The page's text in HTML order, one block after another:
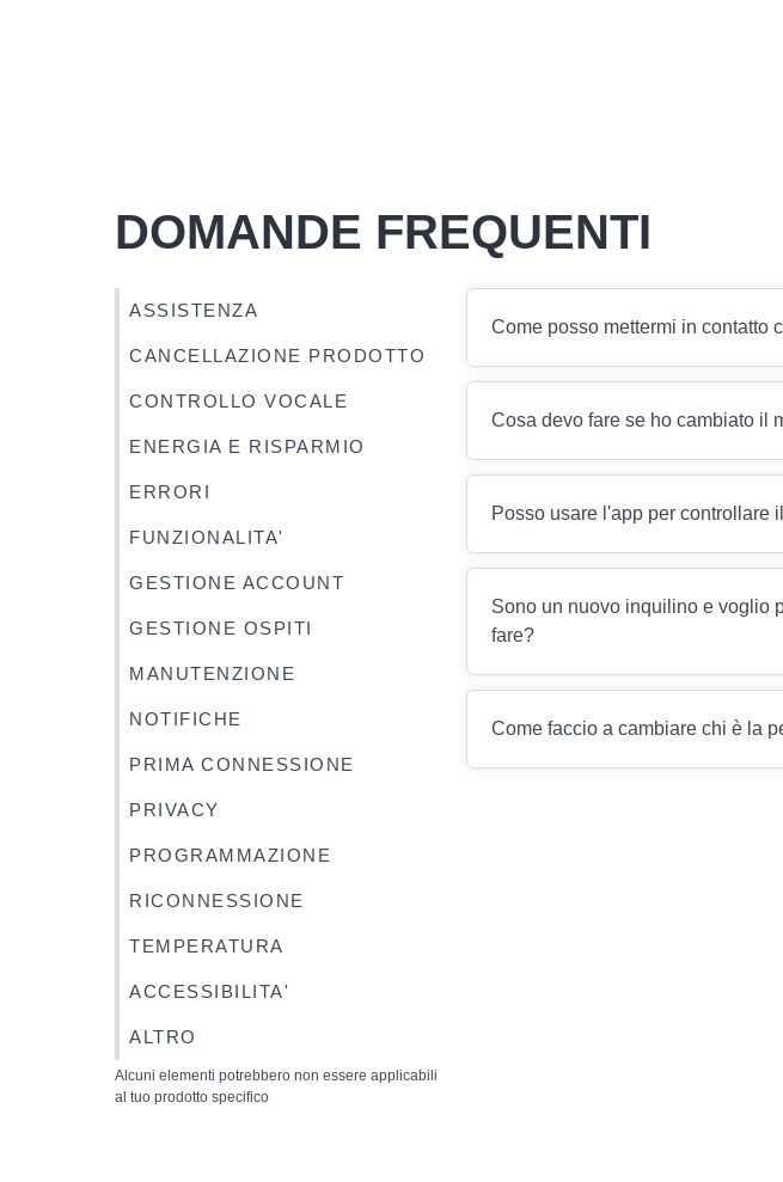
DOMANDE FREQUENTI
ASSISTENZA
CANCELLAZIONE PRODOTTO
CONTROLLO VOCALE
ENERGIA E RISPARMIO
ERRORI
FUNZIONALITA'
GESTIONE ACCOUNT
GESTIONE OSPITI
MANUTENZIONE
NOTIFICHE
PRIMA CONNESSIONE
PRIVACY
PROGRAMMAZIONE
RICONNESSIONE
TEMPERATURA
ACCESSIBILITA'
ALTRO
Alcuni elementi potrebbero non essere applicabili
al tuo prodotto specifico
Come posso mettermi in contatto
Cosa devo fare se ho cambiato il
Posso usare l'app per controllare
Sono un nuovo inquilino e voglio
fare?
Come faccio a cambiare chi è la